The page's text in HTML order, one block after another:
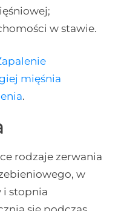
w stawie.
mięśnia
.
rodzaje zerwania
w
i stopnia